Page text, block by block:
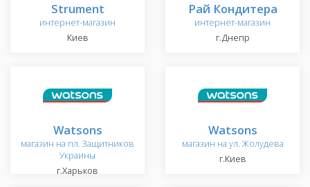
Strument
интернет-магазин
Киев
Рай Кондитера
интернет-магазин
г.Днепр
Watsons
магазин на пл. Защитников
Украины
г.Харьков
Watsons
магазин на ул. Жолудева
г.Киев